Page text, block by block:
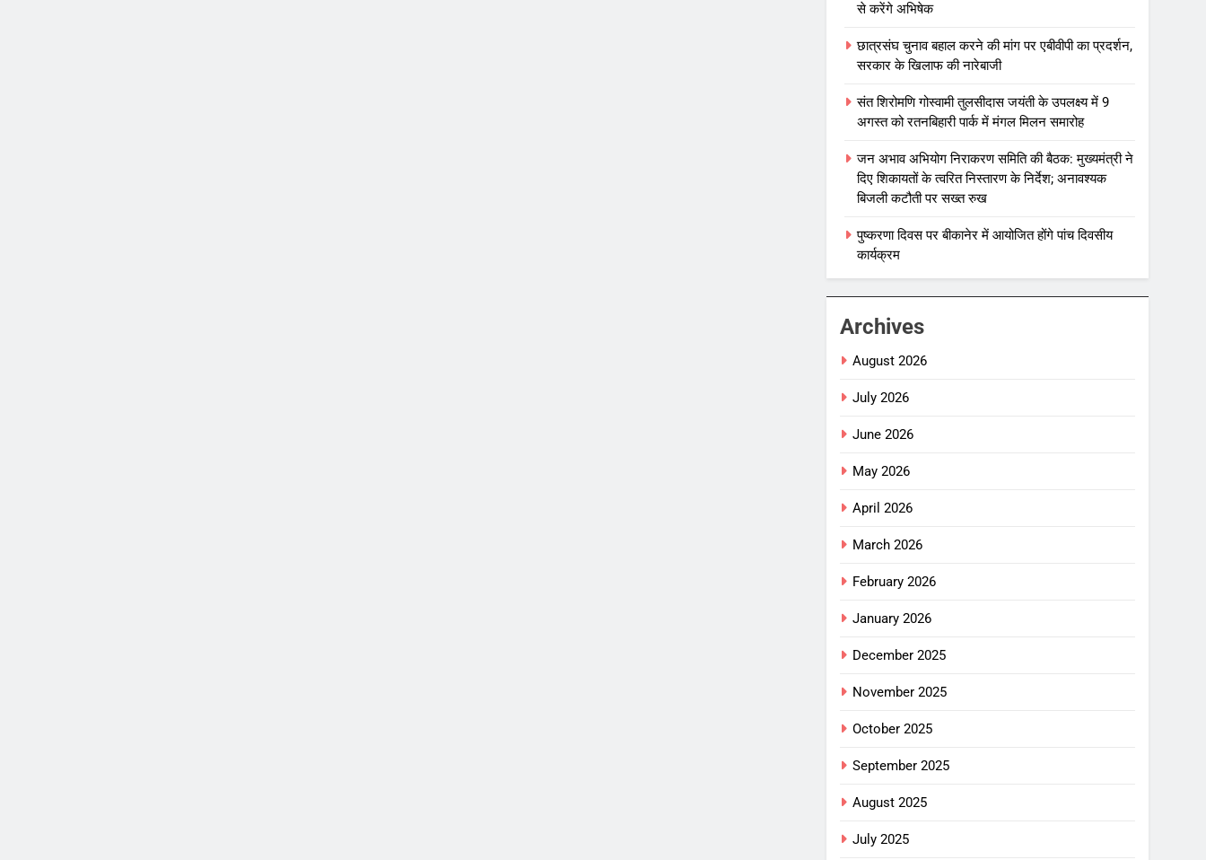
से करेंगे अभिषेक
छात्रसंघ चुनाव बहाल करने की मांग पर एबीवीपी का प्रदर्शन,
सरकार के खिलाफ की नारेबाजी
संत शिरोमणि गोस्वामी तुलसीदास जयंती के उपलक्ष्य में 9
अगस्त को रतनबिहारी पार्क में मंगल मिलन समारोह
जन अभाव अभियोग निराकरण समिति की बैठक: मुख्यमंत्री ने
दिए शिकायतों के त्वरित निस्तारण के निर्देश; अनावश्यक
बिजली कटौती पर सख्त रुख
पुष्करणा दिवस पर बीकानेर में आयोजित होंगे पांच दिवसीय
कार्यक्रम
Archives
August 2026
July 2026
June 2026
May 2026
April 2026
March 2026
February 2026
January 2026
December 2025
November 2025
October 2025
September 2025
August 2025
July 2025